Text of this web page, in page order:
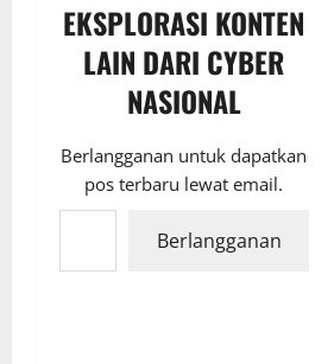
EKSPLORASI KONTEN
LAIN DARI CYBER
NASIONAL
Berlangganan untuk dapatkan
pos terbaru lewat email.
Ketikkan email Anda...
Berlangganan